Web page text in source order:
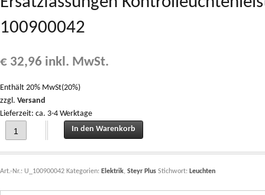
100900042
€ 32,96 inkl. MwSt.
Enthält 20% MwSt(20%)
zzgl. Versand
Lieferzeit: ca. 3-4 Werktage
Ersatzfassungen Kontrolleuchtenleiste (10Stk.) Steyr Traktor Plus 40 bis 870
In den Warenkorb
Art.-Nr.: U_100900042 Kategorien: Elektrik, Steyr Plus Stichwort: Leuchten